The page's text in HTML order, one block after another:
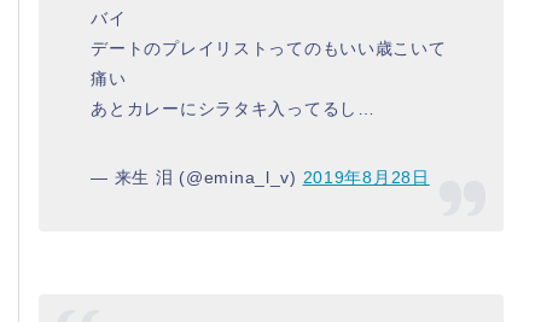
バイ
デートのプレイリストってのもいい歳こいて
痛い
あとカレーにシラタキ入ってるし…
— 来生 泪 (@emina_l_v) 2019年8月28日